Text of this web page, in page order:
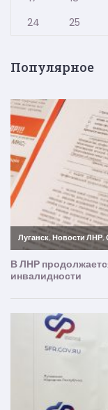
24
25
Популярное